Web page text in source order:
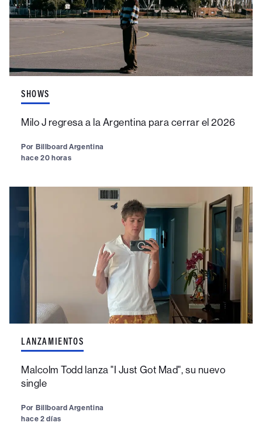
SHOWS
Milo J regresa a la Argentina para cerrar el 2026
Por Billboard Argentina
hace 20 horas
LANZAMIENTOS
Malcolm Todd lanza "I Just Got Mad", su nuevo
single
Por Billboard Argentina
hace 2 días